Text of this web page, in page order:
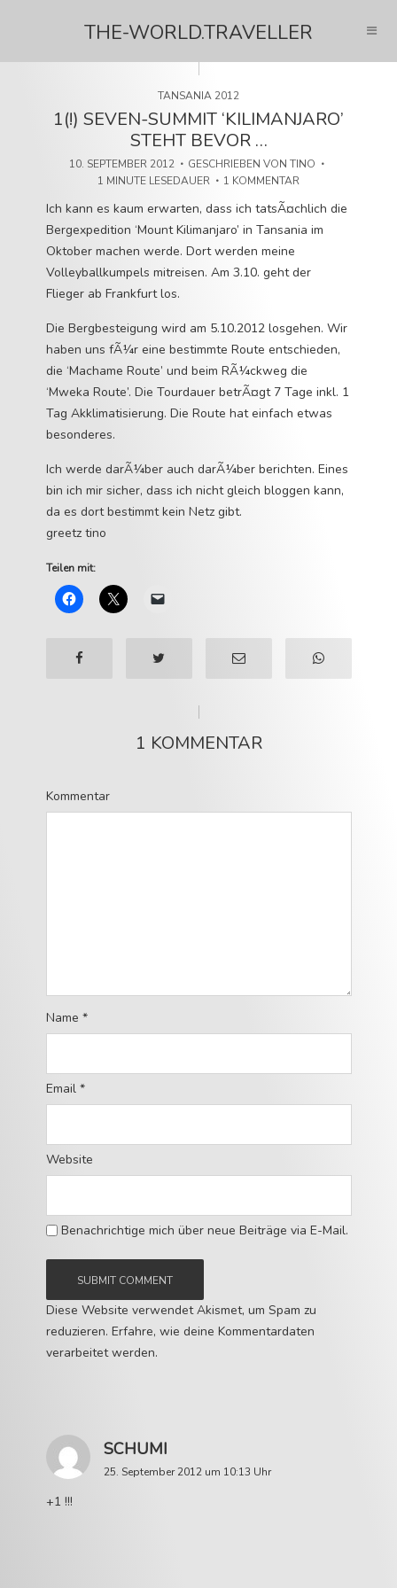
THE-WORLD.TRAVELLER
TANSANIA 2012
1(!) SEVEN-SUMMIT ‘KILIMANJARO’
STEHT BEVOR …
10. SEPTEMBER 2012 GESCHRIEBEN VON TINO
1 MINUTE LESEDAUER
1 KOMMENTAR
Ich kann es kaum erwarten, dass ich tatsÃ¤chlich die
Bergexpedition ‘Mount Kilimanjaro’ in Tansania im
Oktober machen werde. Dort werden meine
Volleyballkumpels mitreisen. Am 3.10. geht der
Flieger ab Frankfurt los.
Die Bergbesteigung wird am 5.10.2012 losgehen. Wir
haben uns fÃ¼r eine bestimmte Route entschieden,
die ‘Machame Route’ und beim RÃ¼ckweg die
‘Mweka Route’. Die Tourdauer betrÃ¤gt 7 Tage inkl. 1
Tag Akklimatisierung. Die Route hat einfach etwas
besonderes.
Ich werde darÃ¼ber auch darÃ¼ber berichten. Eines
bin ich mir sicher, dass ich nicht gleich bloggen kann,
da es dort bestimmt kein Netz gibt.
greetz tino
Teilen mit:
1 KOMMENTAR
Kommentar
Name *
Email *
Website
Benachrichtige mich über neue Beiträge via E-Mail.
Diese Website verwendet Akismet, um Spam zu
reduzieren. Erfahre, wie deine Kommentardaten
verarbeitet werden.
SCHUMI
25. September 2012 um 10:13 Uhr
+1 !!!